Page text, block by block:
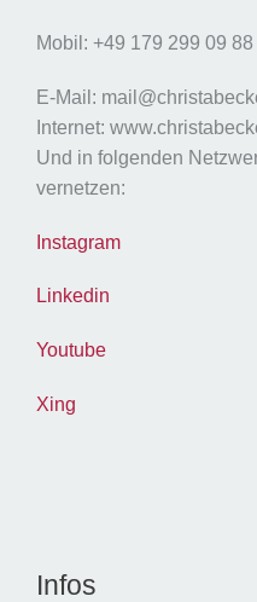
Mobil: +49 179 299 09 88
E-Mail:
Internet:
Und in folgenden
vernetzen:
Instagram
Linkedin
Youtube
Xing
Infos